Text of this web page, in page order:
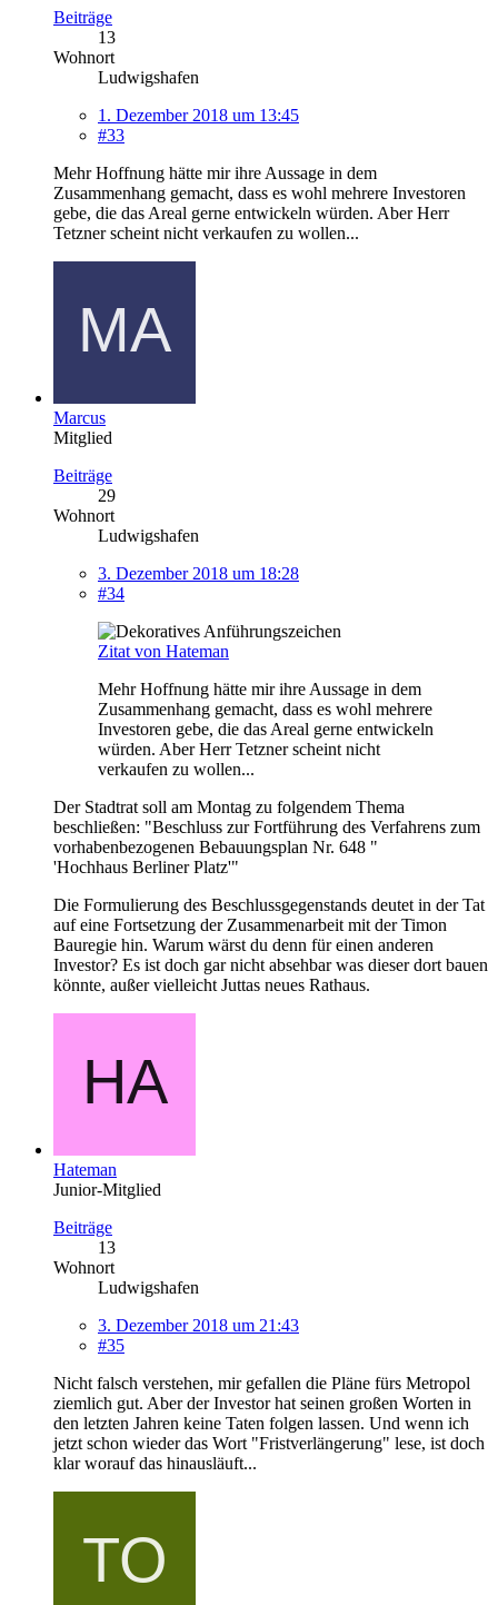
Beiträge
13
Wohnort
Ludwigshafen
1. Dezember 2018 um 13:45
#33
Mehr Hoffnung hätte mir ihre Aussage in dem
Zusammenhang gemacht, dass es wohl mehrere Investoren
gebe, die das Areal gerne entwickeln würden. Aber Herr
Tetzner scheint nicht verkaufen zu wollen...
Marcus
Mitglied
Beiträge
29
Wohnort
Ludwigshafen
3. Dezember 2018 um 18:28
#34
Zitat von Hateman
Mehr Hoffnung hätte mir ihre Aussage in dem
Zusammenhang gemacht, dass es wohl mehrere
Investoren gebe, die das Areal gerne entwickeln
würden. Aber Herr Tetzner scheint nicht
verkaufen zu wollen...
Der Stadtrat soll am Montag zu folgendem Thema
beschließen: "Beschluss zur Fortführung des Verfahrens zum
vorhabenbezogenen Bebauungsplan Nr. 648 "
'Hochhaus Berliner Platz'"
Die Formulierung des Beschlussgegenstands deutet in der Tat
auf eine Fortsetzung der Zusammenarbeit mit der Timon
Bauregie hin. Warum wärst du denn für einen anderen
Investor? Es ist doch gar nicht absehbar was dieser dort bauen
könnte, außer vielleicht Juttas neues Rathaus.
Hateman
Junior-Mitglied
Beiträge
13
Wohnort
Ludwigshafen
3. Dezember 2018 um 21:43
#35
Nicht falsch verstehen, mir gefallen die Pläne fürs Metropol
ziemlich gut. Aber der Investor hat seinen großen Worten in
den letzten Jahren keine Taten folgen lassen. Und wenn ich
jetzt schon wieder das Wort "Fristverlängerung" lese, ist doch
klar worauf das hinausläuft...